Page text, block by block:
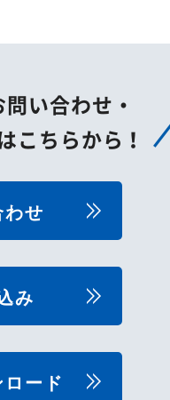
い合わせ・
こちらから！
わせ
み
ード